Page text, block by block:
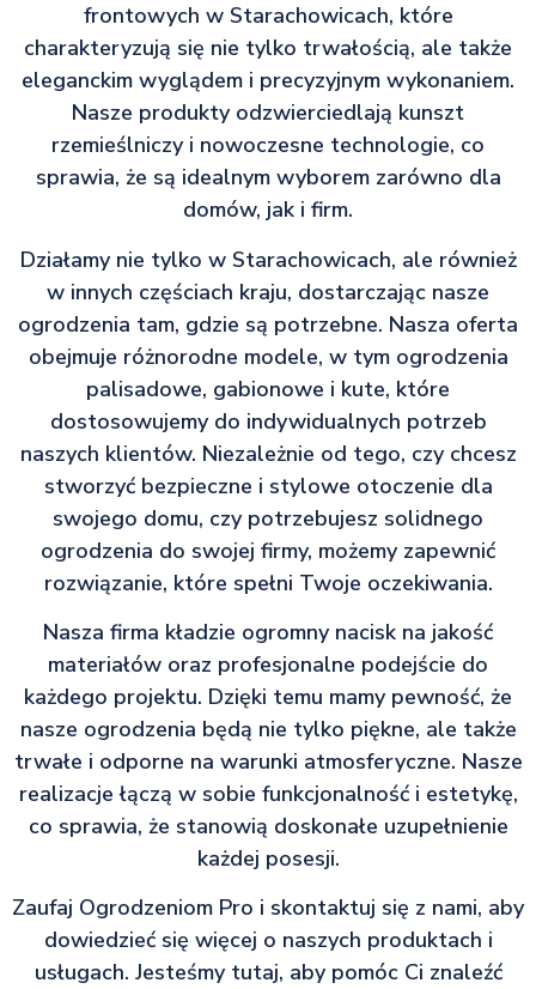
frontowych w Starachowicach, które
charakteryzują się nie tylko trwałością, ale także
eleganckim wyglądem i precyzyjnym wykonaniem.
Nasze produkty odzwierciedlają kunszt
rzemieślniczy i nowoczesne technologie, co
sprawia, że są idealnym wyborem zarówno dla
domów, jak i firm.
Działamy nie tylko w Starachowicach, ale również
w innych częściach kraju, dostarczając nasze
ogrodzenia tam, gdzie są potrzebne. Nasza oferta
obejmuje różnorodne modele, w tym ogrodzenia
palisadowe, gabionowe i kute, które
dostosowujemy do indywidualnych potrzeb
naszych klientów. Niezależnie od tego, czy chcesz
stworzyć bezpieczne i stylowe otoczenie dla
swojego domu, czy potrzebujesz solidnego
ogrodzenia do swojej firmy, możemy zapewnić
rozwiązanie, które spełni Twoje oczekiwania.
Nasza firma kładzie ogromny nacisk na jakość
materiałów oraz profesjonalne podejście do
każdego projektu. Dzięki temu mamy pewność, że
nasze ogrodzenia będą nie tylko piękne, ale także
trwałe i odporne na warunki atmosferyczne. Nasze
realizacje łączą w sobie funkcjonalność i estetykę,
co sprawia, że stanowią doskonałe uzupełnienie
każdej posesji.
Zaufaj Ogrodzeniom Pro i skontaktuj się z nami, aby
dowiedzieć się więcej o naszych produktach i
usługach. Jesteśmy tutaj, aby pomóc Ci znaleźć